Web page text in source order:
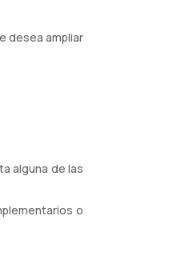
desea ampliar
alguna de las
o